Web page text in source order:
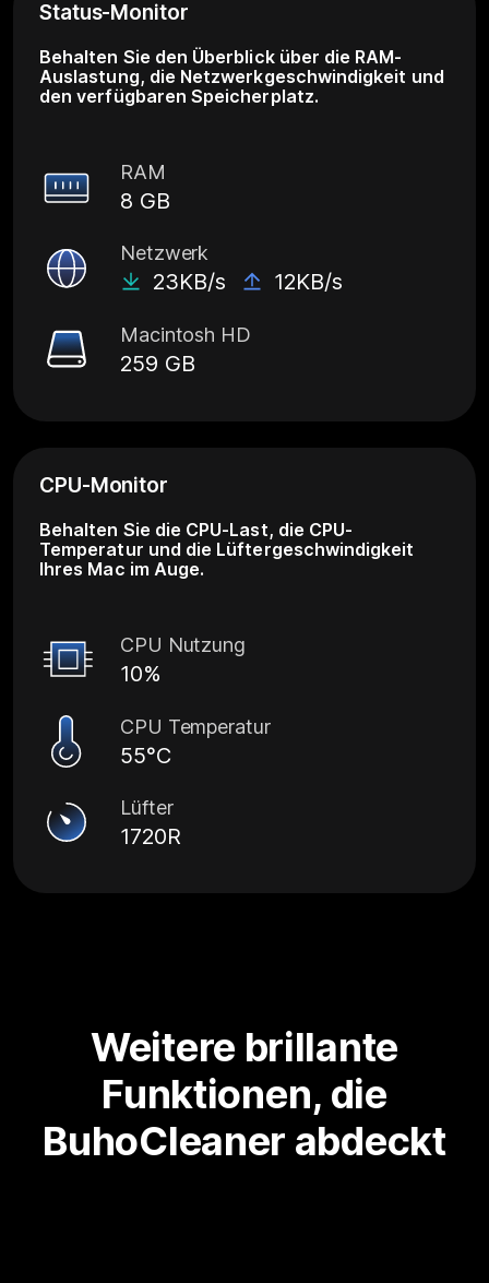
Status-Monitor
Behalten Sie den Überblick über die RAM-
Auslastung, die Netzwerkgeschwindigkeit und
den verfügbaren Speicherplatz.
RAM
8 GB
Netzwerk
23KB/s 12KB/s
Macintosh HD
259 GB
CPU-Monitor
Behalten Sie die CPU-Last, die CPU-
Temperatur und die Lüftergeschwindigkeit
Ihres Mac im Auge.
CPU Nutzung
10%
CPU Temperatur
55°C
Lüfter
1720R
Weitere brillante
Funktionen, die
BuhoCleaner abdeckt